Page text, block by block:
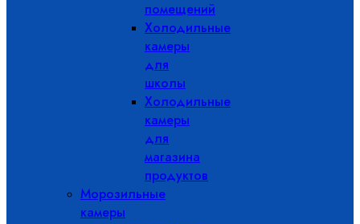
помещений
Холодильные
камеры
для
школы
Холодильные
камеры
для
магазина
продуктов
Морозильные
камеры